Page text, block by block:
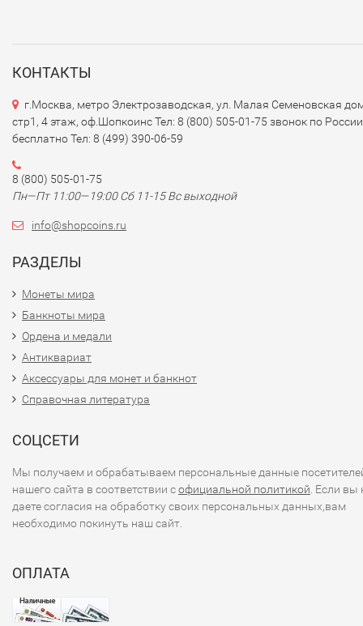
КОНТАКТЫ
г.Москва, метро Электрозаводская, ул. Малая Семеновская
стр1, 4 этаж, оф.Шопкоинс Тел: 8 (800) 505-01-75 звонок по России
бесплатно Тел: 8 (499) 390-06-59
8 (800) 505-01-75
Пн—Пт 11:00—19:00 Сб 11-15 Вс выходной
info@shopcoins.ru
РАЗДЕЛЫ
Монеты мира
Банкноты мира
Ордена и медали
Антиквариат
Аксессуары для монет и банкнот
Справочная литература
СОЦСЕТИ
Мы получаем и обрабатываем персональные данные
нашего сайта в соответствии софициальной политикой . Если вы
даете согласия на обработку своих персональных данных,вам
необходимо покинуть наш сайт.
ОПЛАТА